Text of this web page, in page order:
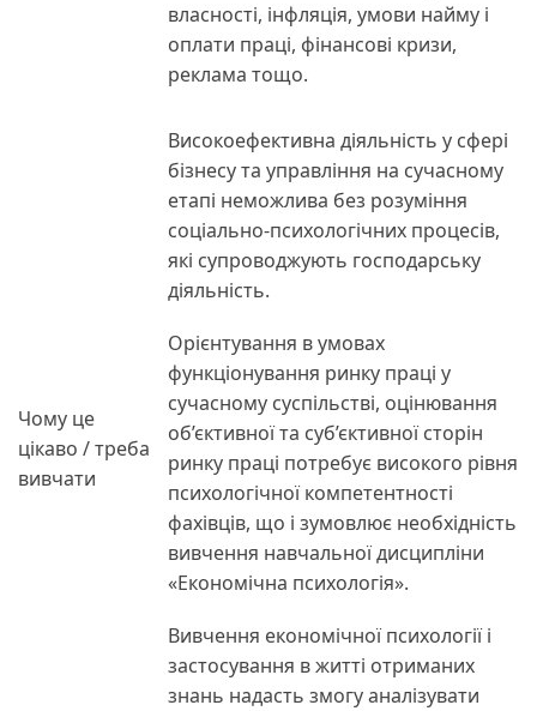
власності, інфляція, умови найму і
оплати праці, фінансові кризи,
реклама тощо.
Чому це
цікаво / треба
вивчати
Високоефективна діяльність у сфері
бізнесу та управління на сучасному
етапі неможлива без розуміння
соціально-психологічних процесів,
які супроводжують господарську
діяльність.
Орієнтування в умовах
функціонування ринку праці у
сучасному суспільстві, оцінювання
об’єктивної та суб’єктивної сторін
ринку праці потребує високого рівня
психологічної компетентності
фахівців, що і зумовлює необхідність
вивчення навчальної дисципліни
«Економічна психологія».
Вивчення економічної психології і
застосування в житті отриманих
знань надасть змогу аналізувати